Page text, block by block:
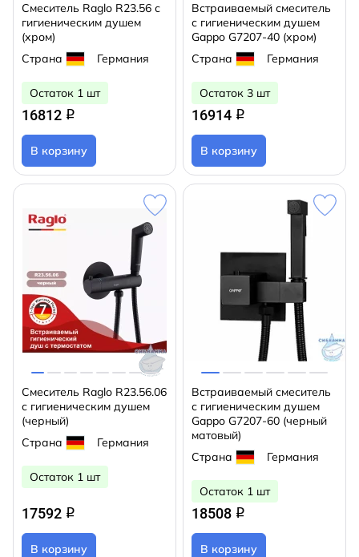
Смеситель Raglo R23.56 с
гигиеническим душем
(хром)
Страна
Германия
Остаток 1 шт
16812 q
В корзину
Встраиваемый смеситель
с гигиеническим душем
Gappo G7207-40 (хром)
Страна
Германия
Остаток 3 шт
16914 q
В корзину
Смеситель Raglo R23.56.06
с гигиеническим душем
(черный)
Страна
Германия
Остаток 1 шт
17592 q
В корзину
Встраиваемый смеситель
с гигиеническим душем
Gappo G7207-60 (черный
матовый)
Страна
Германия
Остаток 1 шт
18508 q
В корзину